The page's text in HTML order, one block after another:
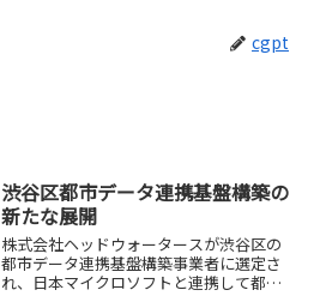
cgpt
渋谷区都市データ連携基盤構築の
新たな展開
株式会社ヘッドウォータースが渋谷区の
都市データ連携基盤構築事業者に選定さ
れ、日本マイクロソフトと連携して都市